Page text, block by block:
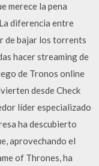
merece la pena
diferencia entre
de bajar los torrents
hacer streaming de
de Tronos online
desde Check
líder especializado
ha descubierto
aprovechando el
of Thrones, ha